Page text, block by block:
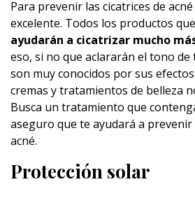
Para prevenir las cicatrices de acné
excelente. Todos los productos
ayudarán a cicatrizar mucho
eso, si no que aclararán el tono de
son muy conocidos por sus
cremas y tratamientos de belleza
Busca un tratamiento que
aseguro que te ayudará a prevenir
acné.
Protección solar